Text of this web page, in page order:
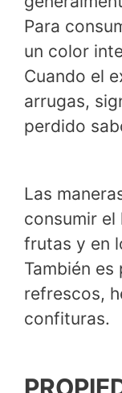
Para
un color
Cuando el
arrugas,
perdido
Las
consumir el
frutas y en
También es
refrescos,
confituras.